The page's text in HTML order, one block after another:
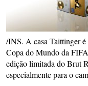
/INS. A casa Taittinger
Copa do Mundo da
edição limitada do Brut
especialmente para o